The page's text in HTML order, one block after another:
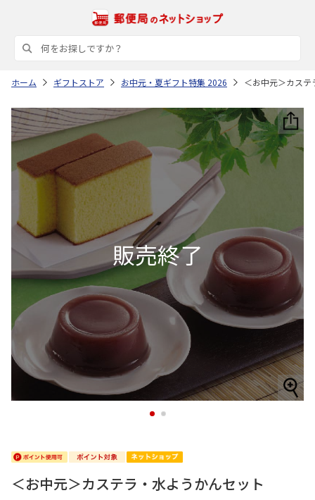
ホーム ギフトストア お中元・夏ギフト特集 2026 ＜お中元＞カス
1 2
＜お中元＞カステラ・水ようかんセット